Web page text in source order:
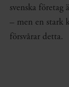
svenska företag
– men en stark
försvårar detta.